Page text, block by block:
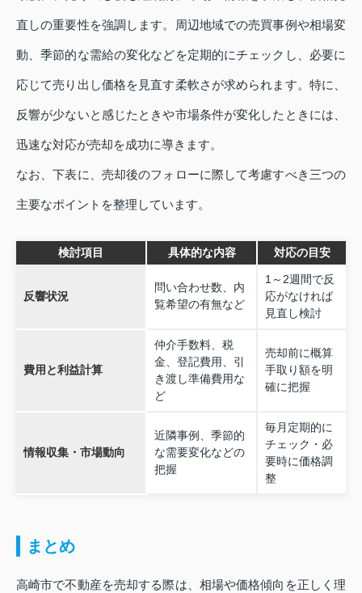
直しの重要性を強調します。周辺地域での売買事例や相場変
動、季節的な需給の変化などを定期的にチェックし、必要に
応じて売り出し価格を見直す柔軟さが求められます。特に、
反響が少ないと感じたときや市場条件が変化したときには、
迅速な対応が売却を成功に導きます。
なお、下表に、売却後のフォローに際して考慮すべき三つの
主要なポイントを整理しています。
検討項目 具体的な内容 対応の目安
反響状況
問い合わせ数、内
覧希望の有無など
1～2週間で反
応がなければ
見直し検討
費用と利益計算
仲介手数料、税
金、登記費用、引
き渡し準備費用な
ど
売却前に概算
手取り額を明
確に把握
情報収集・市場動向
近隣事例、季節的
な需要変化などの
把握
毎月定期的に
チェック・必
要時に価格調
整
まとめ
高崎市で不動産を売却する際は、相場や価格傾向を正しく理